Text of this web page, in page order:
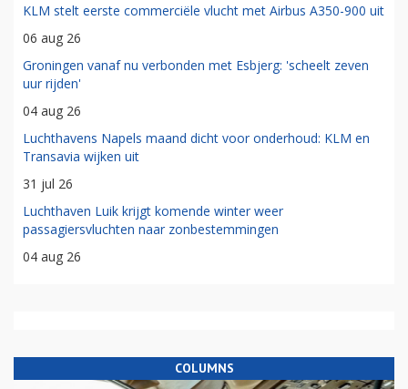
KLM stelt eerste commerciële vlucht met Airbus A350-900 uit
06 aug 26
Groningen vanaf nu verbonden met Esbjerg: 'scheelt zeven
uur rijden'
04 aug 26
Luchthavens Napels maand dicht voor onderhoud: KLM en
Transavia wijken uit
31 jul 26
Luchthaven Luik krijgt komende winter weer
passagiersvluchten naar zonbestemmingen
04 aug 26
COLUMNS